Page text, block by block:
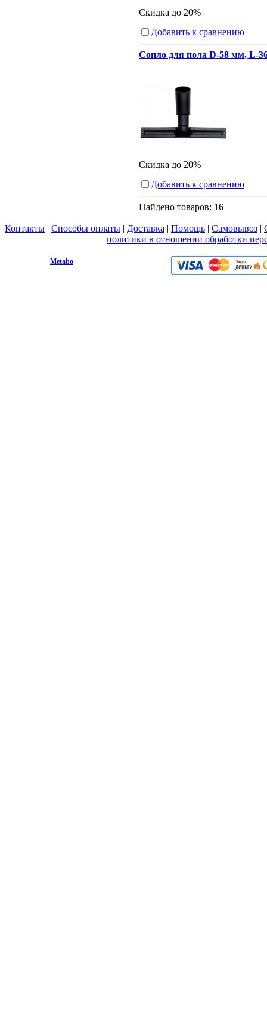
Скидка до 20%
Добавить к сравнению
Сопло для пола D-58 мм, L-
Скидка до 20%
Добавить к сравнению
Найдено товаров: 16
Контакты | Способы оплаты | Доставка | Помощь | Самовывоз |
политики в отношении обработки
Metabo